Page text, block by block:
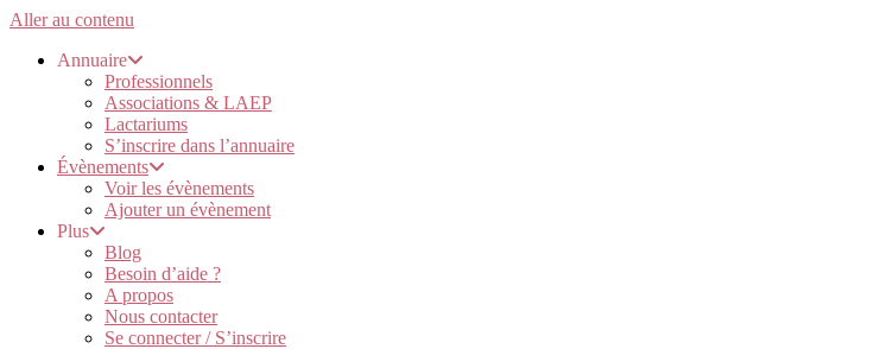
Aller au contenu
Annuaire
Professionnels
Associations & LAEP
Lactariums
S’inscrire dans l’annuaire
Évènements
Voir les évènements
Ajouter un évènement
Plus
Blog
Besoin d’aide ?
A propos
Nous contacter
Se connecter / S’inscrire